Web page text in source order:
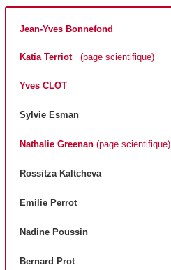
Jean-Yves Bonnefond
Katia Terriot (page scientifique)
Yves CLOT
Sylvie Esman
Nathalie Greenan (page scientifique)
Rossitza Kaltcheva
Emilie Perrot
Nadine Poussin
Bernard Prot